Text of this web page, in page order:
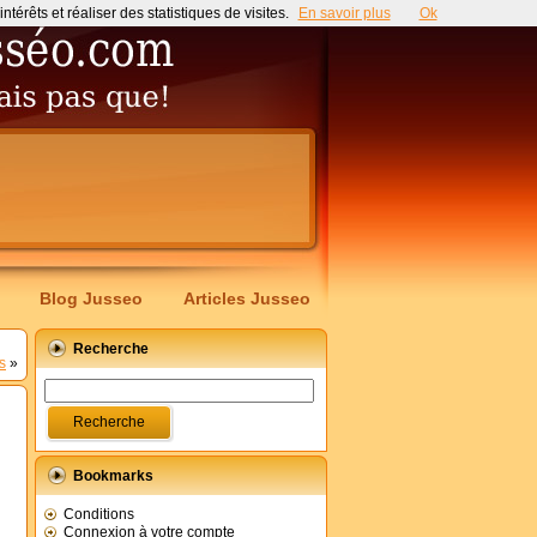
Blog Jusseo Articles Jusseo
»
Recherche
Bookmarks
Conditions
Connexion à votre compte
et réaliser des statistiques de visites. En savoir plus Ok